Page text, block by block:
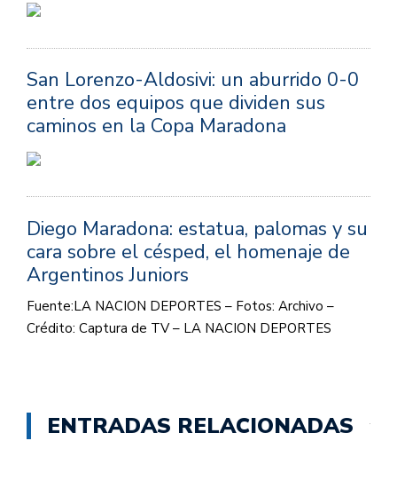
San Lorenzo-Aldosivi: un aburrido 0-0
entre dos equipos que dividen sus
caminos en la Copa Maradona
Diego Maradona: estatua, palomas y su
cara sobre el césped, el homenaje de
Argentinos Juniors
Fuente:LA NACION DEPORTES – Fotos: Archivo –
Crédito: Captura de TV – LA NACION DEPORTES
ENTRADAS RELACIONADAS